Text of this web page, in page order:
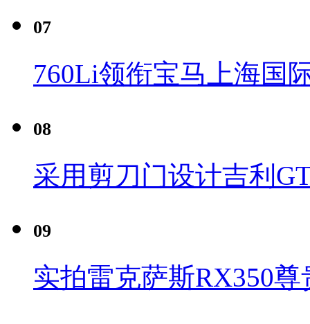
07
760Li领衔宝马上海国
08
采用剪刀门设计吉利
09
实拍雷克萨斯RX350尊